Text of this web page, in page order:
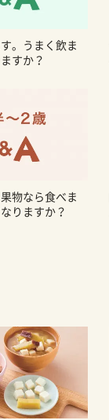
。うまく飲ま
すか？
物なら食べま
りますか？